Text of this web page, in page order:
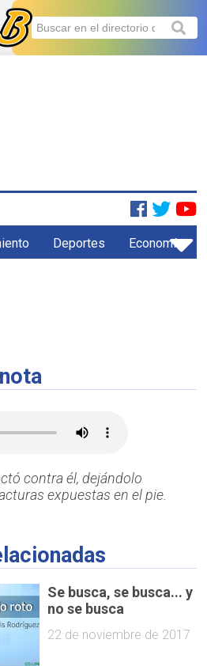
Deportes Economía
contra él, dejándolo
expuestas en el pie.
Se busca, se busca... y
no se busca
22 de noviembre de 2017